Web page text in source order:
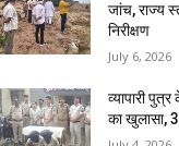
जांच, राज्य
निरीक्षण
July 6, 2026
व्यापारी
का खुलासा, 3